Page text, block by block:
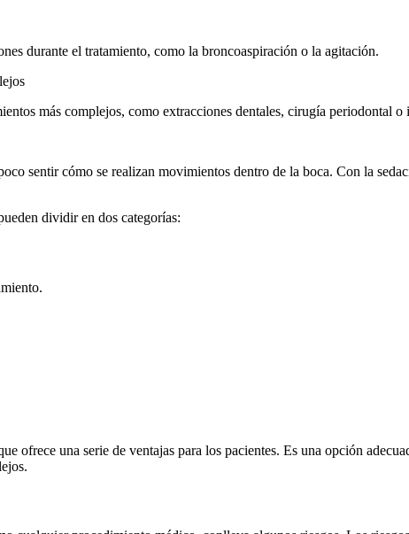
durante el tratamiento, como la broncoaspiración o la agitación.
más complejos, como extracciones dentales, cirugía periodontal
sentir cómo se realizan movimientos dentro de la boca. Con la
dividir en dos categorías:
ofrece una serie de ventajas para los pacientes. Es una opción